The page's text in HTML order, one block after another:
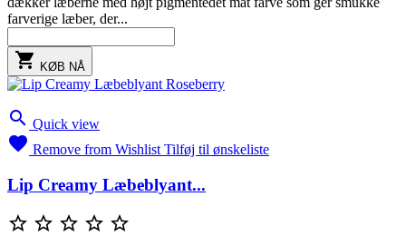
farverige læber, der...
 KØB NÅ
 Quick view
 Remove from Wishlist Tilføj til ønskeliste
Lip Creamy Læbeblyant...
    